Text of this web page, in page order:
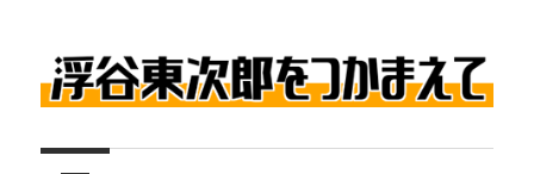
ン
テ
ツ
浮
伝
説